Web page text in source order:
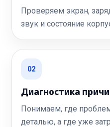
Проверяем экран,
звук и состояние
02
Диагностика
Понимаем, где
деталью, а где уже